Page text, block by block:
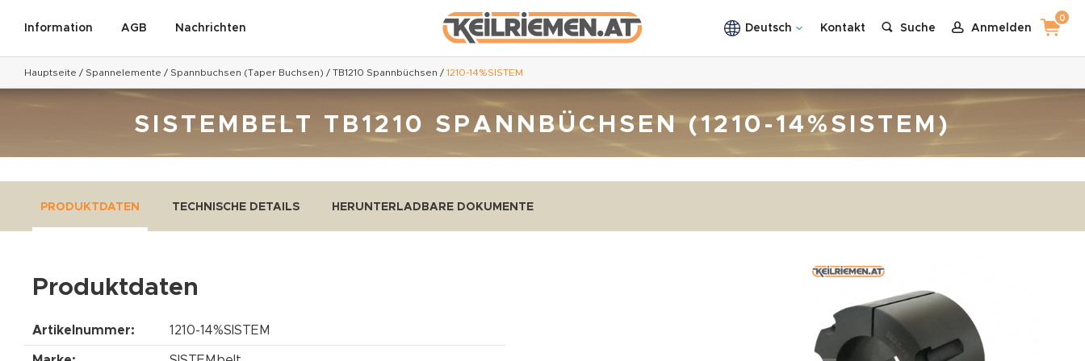
Information AGB Nachrichten Deutsch Kontakt Suche Anmelden
0
Hauptseite / Spannelemente / Spannbuchsen (Taper Buchsen) / TB1210 Spannbüchsen / 1210-14%SISTEM
SISTEMBELT TB1210 SPANNBÜCHSEN (1210-14%SISTEM)
PRODUKTDATEN TECHNISCHE DETAILS HERUNTERLADBARE DOKUMENTE
Produktdaten
Artikelnummer: 1210-14%SISTEM